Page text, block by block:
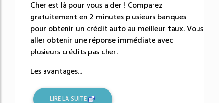
Cher est là pour vous aider ! Comparez
gratuitement en 2 minutes plusieurs banques
pour obtenir un crédit auto au meilleur taux. Vous
aller obtenir une réponse immédiate avec
plusieurs crédits pas cher.
Les avantages...
LIRE LA SUITE